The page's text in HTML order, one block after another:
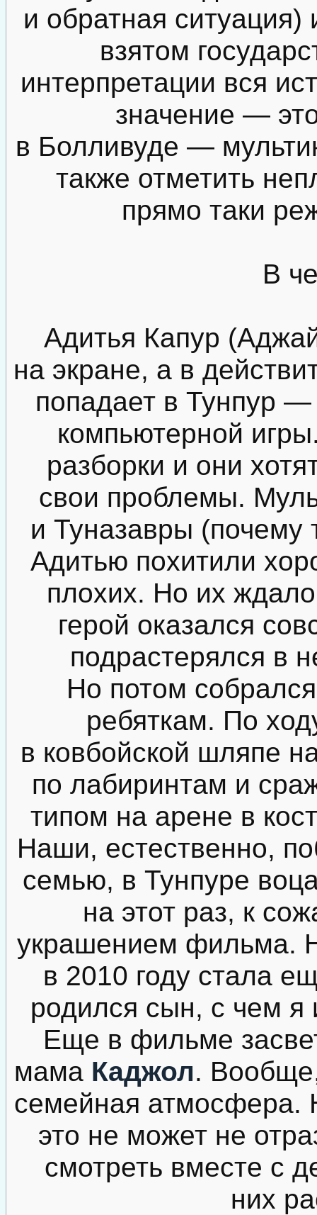
и обратная
взятом
интерпретации вся
значение —
в Болливуде —
также отметить
прямо таки
В
Адитья Капур
на экране, а в
попадает в Тунпур —
компьютерной
разборки и они
свои проблемы.
и Туназавры (почему
Адитью похитили
плохих. Но их
герой оказался
подрастерялся в
Но потом
ребяткам. По
в ковбойской шляпе
по лабиринтам и
типом на арене в
Наши, естественно,
семью, в Тунпуре
на этот раз, к
украшением фильма.
в 2010 году стала
родился сын, с чем я
Еще в фильме
мама Каджол.
семейная атмосфера.
это не может не
смотреть вместе с
них